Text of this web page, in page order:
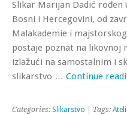
Slikar Marijan Dadić rođen
Bosni i Hercegovini, od
Malakademie i
postaje poznat na likovnoj
izlažući na samostalnim i
slikarstvo … Continue
Categories: Slikarstvo | Tags: